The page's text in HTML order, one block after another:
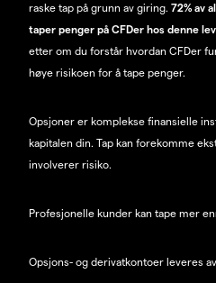
raske tap på grunn av giring. 72% av
taper penger på CFDer hos denne
etter om du forstår hvordan CFDer
høye risikoen for å tape penger.
Opsjoner er komplekse finansielle
kapitalen din. Tap kan forekomme
involverer risiko.
Profesjonelle kunder kan tape mer
Opsjons- og derivatkontoer leveres